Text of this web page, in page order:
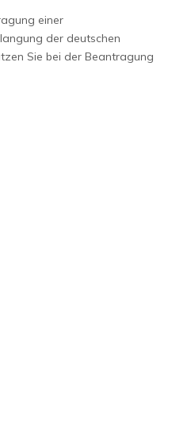
einer
der deutschen
Sie bei der Beantragung